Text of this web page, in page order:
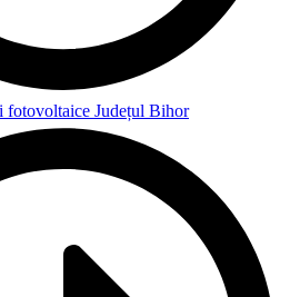
fotovoltaice Județul Bihor